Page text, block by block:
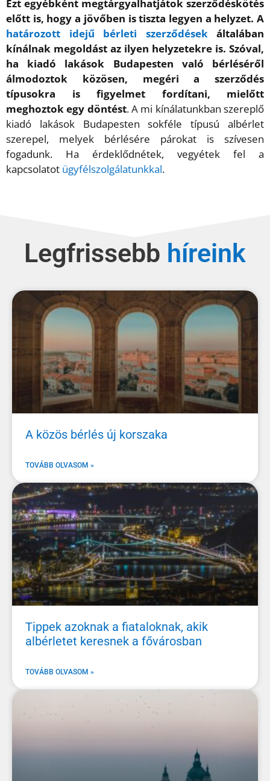
Ezt egyébként megtárgyalhatjátok szerződéskötés
előtt is, hogy a jövőben is tiszta legyen a helyzet. A
határozott idejű bérleti szerződések általában
kínálnak megoldást az ilyen helyzetekre is. Szóval,
ha kiadó lakások Budapesten való bérléséről
álmodoztok közösen, megéri a szerződés
típusokra is figyelmet fordítani, mielőtt
meghoztok egy döntést. A mi kínálatunkban szereplő
kiadó lakások Budapesten sokféle típusú albérlet
szerepel, melyek bérlésére párokat is szívesen
fogadunk. Ha érdeklődnétek, vegyétek fel a
kapcsolatot ügyfélszolgálatunkkal.
Legfrissebb
A közös bérlés új korszaka
TOVÁBB OLVASOM »
Tippek azoknak a fiataloknak, akik
albérletet keresnek a fővárosban
TOVÁBB OLVASOM »